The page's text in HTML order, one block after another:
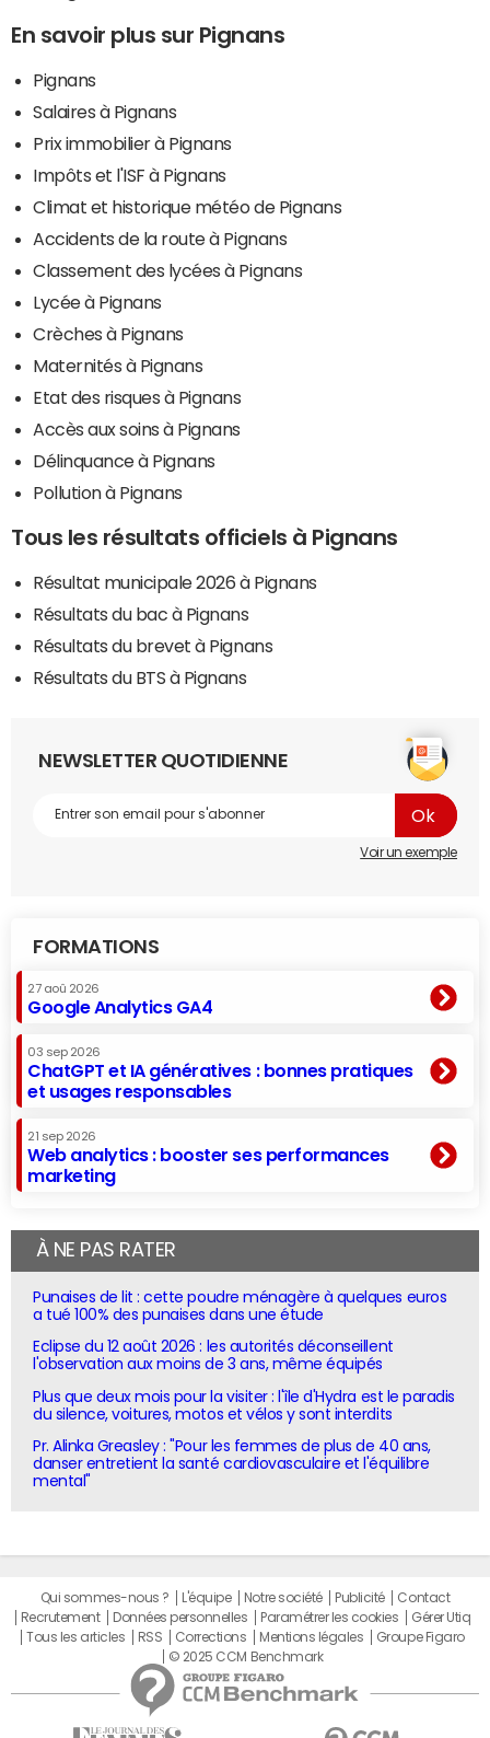
En savoir plus sur Pignans
Pignans
Salaires à Pignans
Prix immobilier à Pignans
Impôts et l'ISF à Pignans
Climat et historique météo de Pignans
Accidents de la route à Pignans
Classement des lycées à Pignans
Lycée à Pignans
Crèches à Pignans
Maternités à Pignans
Etat des risques à Pignans
Accès aux soins à Pignans
Délinquance à Pignans
Pollution à Pignans
Tous les résultats officiels à Pignans
Résultat municipale 2026 à Pignans
Résultats du bac à Pignans
Résultats du brevet à Pignans
Résultats du BTS à Pignans
NEWSLETTER QUOTIDIENNE
Voir un exemple
FORMATIONS
27 aoû 2026
Google Analytics GA4
03 sep 2026
ChatGPT et IA génératives : bonnes pratiques
et usages responsables
21 sep 2026
Web analytics : booster ses performances
marketing
À NE PAS RATER
Punaises de lit : cette poudre ménagère à quelques euros
a tué 100% des punaises dans une étude
Eclipse du 12 août 2026 : les autorités déconseillent
l'observation aux moins de 3 ans, même équipés
Plus que deux mois pour la visiter : l'île d'Hydra est le paradis
du silence, voitures, motos et vélos y sont interdits
Pr. Alinka Greasley : "Pour les femmes de plus de 40 ans,
danser entretient la santé cardiovasculaire et l'équilibre
mental"
Qui sommes-nous ? L'équipe Notre société Publicité
Contact
Recrutement
Données personnelles Paramétrer les cookies
Gérer Utiq
Tous les articles
RSS Corrections Mentions légales
Groupe Figaro
© 2025 CCM Benchmark